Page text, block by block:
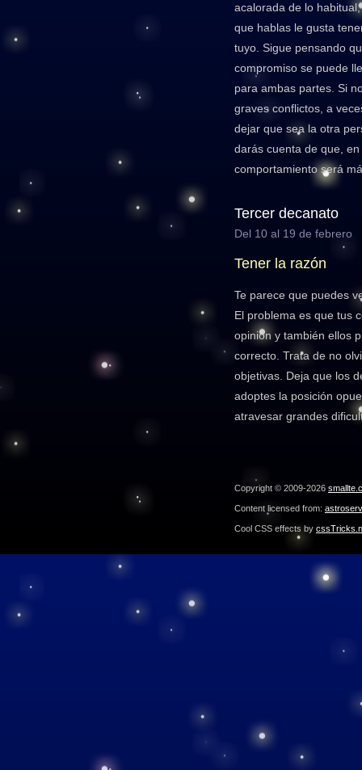
acalorada de lo
que hablas le gusta
tuyo. Sigue pensando
compromiso se puede
para ambas partes. Si
graves conflictos, a
dejar que sea la otra
darás cuenta de que,
comportamiento será
Tercer decanato
Del 10 al 19 de febrero
Tener la razón
Te parece que puedes
El problema es que tus
opinión y también ellos
correcto. Trata de no
objetivas. Deja que los
adoptes la posición
atravesar grandes
Copyright © 2009-2026
Content licensed from:
Cool CSS effects by